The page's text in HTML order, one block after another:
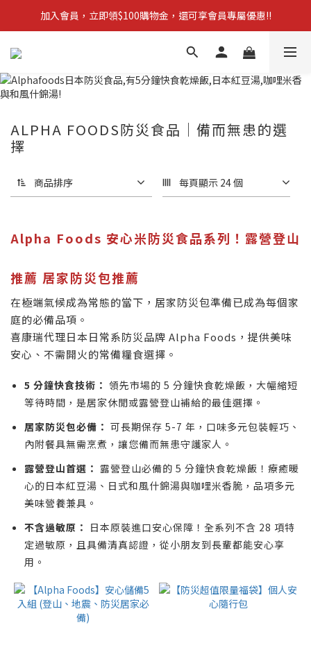
【新品上市】拋棄型簡易廁所 防災必備!
加入會員，立即領$100購物金，還可享會員專屬優惠!!
訂單滿$1,600，立即享免運優惠
【新品上市】拋棄型簡易廁所 防災必備!
ALPHA FOODS防災食品｜備而無患的選
擇
商品排序 每頁顯示 24 個
Alpha Foods 安心米防災食品系列！露營登山
推薦 居家防災包推薦
在極端氣候成為常態的當下，居家防災包準備已成為每個家
庭的必備品項。
喜康瑞代理日本日常系防災品牌 Alpha Foods，提供美味
安心、不需開火的常備糧食選擇。
5 分鐘快食技術： 領先市場的 5 分鐘快食乾燥飯，大幅縮短
等待時間，是居家休閒或露營登山補給的最佳選擇。
居家防災包必備： 可長期保存 5-7 年，口味多元包裝輕巧、
內附餐具無需烹煮，讓您備而無患守護家人。
露營登山首選： 露營登山必備的 5 分鐘快食乾燥飯！療癒暖
心的日本紅豆湯、日式和風什錦湯與咖哩米香脆，品項多元
美味營養兼具。
不含過敏原： 日本原裝進口安心保障！全系列不含 28 項特
定過敏原，且具備清真認證，從小朋友到長輩都能安心享
用。